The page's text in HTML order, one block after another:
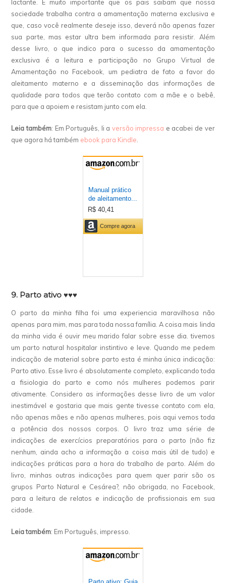
lactante. É muito importante que os pais saibam que nossa
sociedade trabalha contra a amamentação materna exclusiva e
que, caso você realmente deseje isso, deverá não apenas fazer
sua parte, mas estar ultra bem informada para resistir. Além
desse livro, o que indico para o sucesso da amamentação
exclusiva é a leitura e participação no Grupo Virtual de
Amamentação no Facebook, um pediatra de fato a favor do
aleitamento materno e a disseminação das informações de
qualidade para todos que terão contato com a mãe e o bebê,
para que a apoiem e resistam junto com ela.
Leia também: Em Português, li a versão impressa e acabei de ver
que agora há também ebook para Kindle
9. Parto ativo ♥♥♥
O parto da minha filha foi uma experiencia maravilhosa não
apenas para mim, mas para toda nossa família. A coisa mais linda
da minha vida é ouvir meu marido falar sobre esse dia. tivemos
um parto natural hospitalar instintivo e leve. Quando me pedem
indicação de material sobre parto esta é minha única indicação:
Parto ativo. Esse livro é absolutamente completo, explicando toda
a fisiologia do parto e como nós mulheres podemos parir
ativamente. Considero as informações desse livro de um valor
inestimável e gostaria que mais gente tivesse contato com ela,
não apenas mães e não apenas mulheres, pois aqui vemos toda
a potência dos nossos corpos. O livro traz uma série de
indicações de exercícios preparatórios para o parto (não fiz
nenhum, ainda acho a informação a coisa mais útil de tudo) e
indicações práticas para a hora do trabalho de parto. Além do
livro, minhas outras indicações para quem quer parir são os
grupos Parto Natural e Cesárea?, não obrigada, no Facebook,
para a leitura de relatos e indicação de profissionais em sua
cidade.
Leia também: Em Português, impresso.